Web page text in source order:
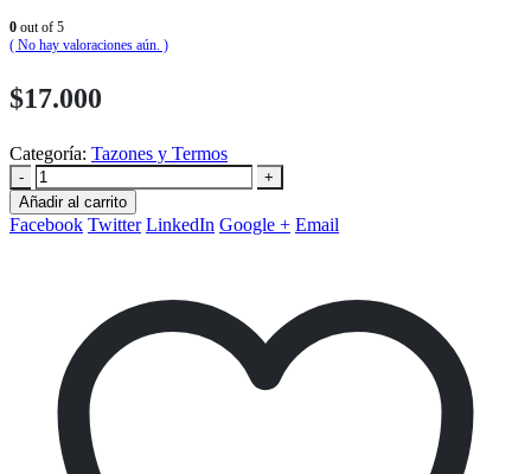
0 out of 5
( No hay valoraciones aún. )
$17.000
Categoría: Tazones y Termos
-
+
Añadir al carrito
Facebook Twitter LinkedIn Google + Email